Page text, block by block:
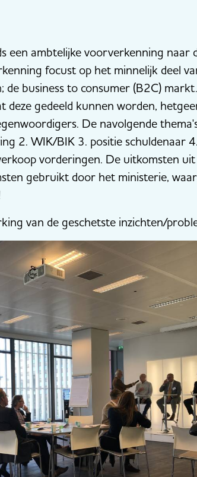
een ambtelijke voorverkenning naar
focust op het minnelijk deel
business to consumer (B2C)
deze gedeeld kunnen worden,
De navolgende
2. WIK/BIK 3. positie schuldenaar
vorderingen. De uitkomsten
gebruikt door het ministerie,
van de geschetste inzichten/